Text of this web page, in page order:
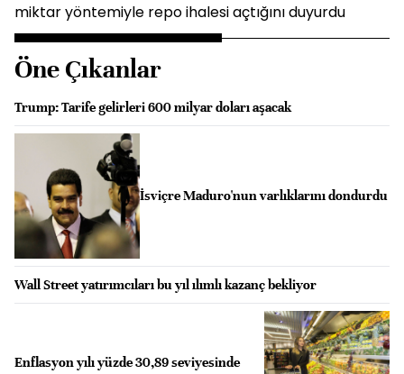
miktar yöntemiyle repo ihalesi açtığını duyurdu
Öne Çıkanlar
Trump: Tarife gelirleri 600 milyar doları aşacak
İsviçre Maduro'nun varlıklarını dondurdu
Wall Street yatırımcıları bu yıl ılımlı kazanç bekliyor
Enflasyon yılı yüzde 30,89 seviyesinde